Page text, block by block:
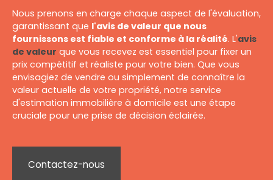
Nous prenons en charge chaque aspect de l'évaluation,
garantissant que l'avis de valeur que nous
fournissons est fiable et conforme à la réalité. L'avis
de valeur que vous recevez est essentiel pour fixer un
prix compétitif et réaliste pour votre bien. Que vous
envisagiez de vendre ou simplement de connaître la
valeur actuelle de votre propriété, notre service
d'estimation immobilière à domicile est une étape
cruciale pour une prise de décision éclairée.
Contactez-nous